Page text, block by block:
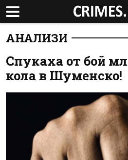
АНАЛИЗИ
Спукаха от бой
кола в Шуменско!